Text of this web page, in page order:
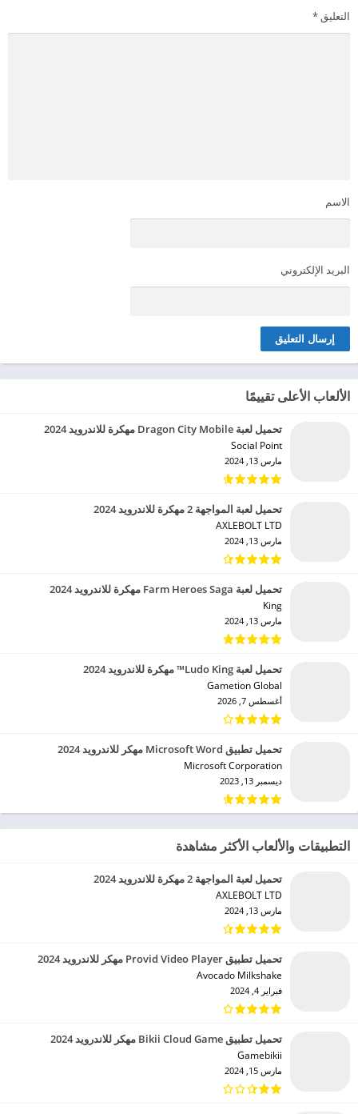
التعليق*
الاسم
البريد الإلكتروني
الألعاب الأعلى تقييمًا
تحميل لعبة Dragon City Mobile مهكرة للاندرويد 2024
Social Point‏
مارس 13, 2024
تحميل لعبة المواجهة 2 مهكرة للاندرويد 2024
AXLEBOLT LTD‏
مارس 13, 2024
تحميل لعبة Farm Heroes Saga مهكرة للاندرويد 2024
King‏
مارس 13, 2024
تحميل لعبة Ludo King™ مهكرة للاندرويد 2024
Gametion Global‏
أغسطس 7, 2026
تحميل تطبيق Microsoft Word مهكر للاندرويد 2024
Microsoft Corporation‏
ديسمبر 13, 2023
التطبيقات والألعاب الأكثر مشاهدة
تحميل لعبة المواجهة 2 مهكرة للاندرويد 2024
AXLEBOLT LTD‏
مارس 13, 2024
تحميل تطبيق Provid Video Player مهكر للاندرويد 2024
Avocado Milkshake‏
فبراير 4, 2024
تحميل تطبيق Bikii Cloud Game مهكر للاندرويد 2024
Gamebikii‏
مارس 15, 2024